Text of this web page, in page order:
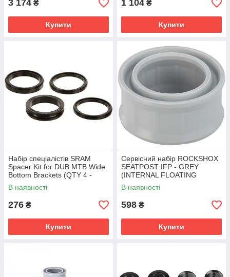
3 174 ₴
Купити
1 104 ₴
Купити
Набір спеціалістів SRAM
Spacer Kit for DUB MTB Wide
Bottom Brackets (QTY 4 -
sizes 1x5.0mm, 1x7.5mm and
2x3.0MM)
В наявності
276 ₴
Купити
Сервісний набір ROCKSHOX
SEATPOST IFP - GREY
(INTERNAL FLOATING
PISTON (QTY 1) -
REVERB/REVERB STEALTH
В наявності
598 ₴
Купити